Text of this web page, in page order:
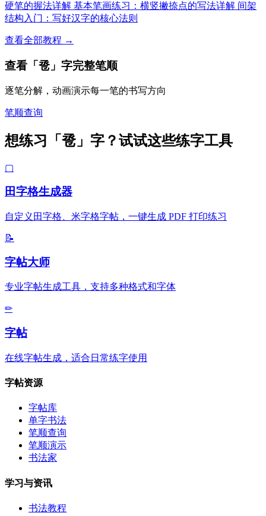
硬笔的握法详解 基本笔画练习：横竖撇捺点的写法详解 间架
结构入门：写好汉字的核心法则
查看全部教程 →
查看「卺」字完整笔顺
逐笔分解，动画演示每一笔的书写方向
笔顺查询
想练习「卺」字？试试这些练字工具
▢
田字格生成器
自定义田字格、米字格字帖，一键生成 PDF 打印练习
📝
字帖大师
专业字帖生成工具，支持多种格式和字体
✏
字帖
在线字帖生成，适合日常练字使用
字帖资源
字帖库
单字书法
笔顺查询
笔顺演示
书法家
学习与资讯
书法教程